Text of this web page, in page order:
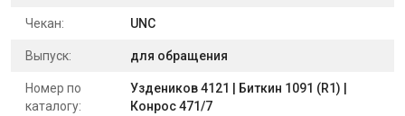
Чекан: UNC
Выпуск: для обращения
Номер по
каталогу:
Уздеников 4121 | Биткин 1091 (R1) |
Конрос 471/7